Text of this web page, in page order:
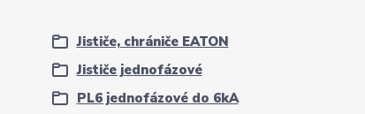
Jističe, chrániče EATON
Jističe jednofázové
PL6 jednofázové do 6kA